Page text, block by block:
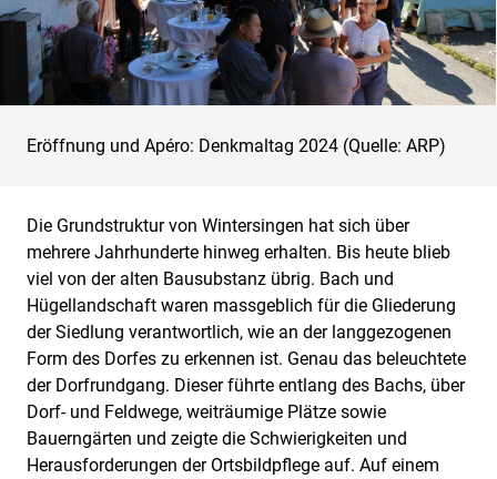
Eröffnung und Apéro: Denkmaltag 2024 (Quelle: ARP)
Die Grundstruktur von Wintersingen hat sich über
mehrere Jahrhunderte hinweg erhalten. Bis heute blieb
viel von der alten Bausubstanz übrig. Bach und
Hügellandschaft waren massgeblich für die Gliederung
der Siedlung verantwortlich, wie an der langgezogenen
Form des Dorfes zu erkennen ist. Genau das beleuchtete
der Dorfrundgang. Dieser führte entlang des Bachs, über
Dorf- und Feldwege, weiträumige Plätze sowie
Bauerngärten und zeigte die Schwierigkeiten und
Herausforderungen der Ortsbildpflege auf. Auf einem